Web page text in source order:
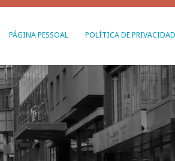
PÁGINA PESSOAL POLÍTICA DE